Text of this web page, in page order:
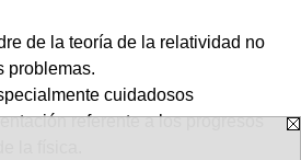
de la teoría de la relatividad no
problemas.
cuidadosos
referente a los progresos